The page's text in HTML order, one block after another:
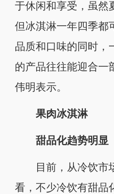
于休闲和享受，虽然
但冰淇淋一年四季都
品质和口味的同时，
的产品往往能迎合一
伟明表示。
果肉冰淇淋
甜品化趋势明显
目前，从冷饮市
看，不少冷饮有甜品